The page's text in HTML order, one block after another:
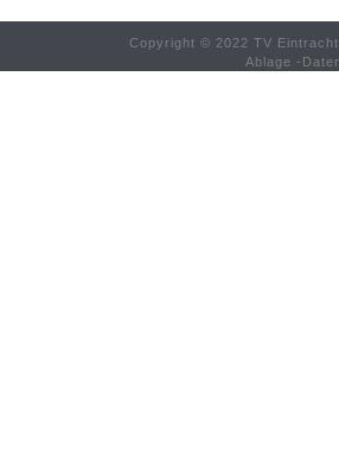
Copyright © 2022 TV
Ablage -